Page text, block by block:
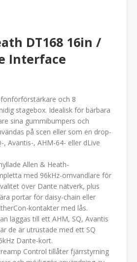
DT168 16in /
Interface
och 8
stagebox. Idealisk för bärbara
sina gummibumpers och
på scen eller som en drop-
, Avantis-, AHM-64- eller dLive
Allen & Heath-
med 96kHz-omvandlare för
över Dante nätverk, plus
portar för daisy-chain eller
kontakter med lås.
läggas till ett AHM, SQ, Avantis
de är utrustade med ett SQ
Dante-kort.
Control tillåter fjärrstyrning